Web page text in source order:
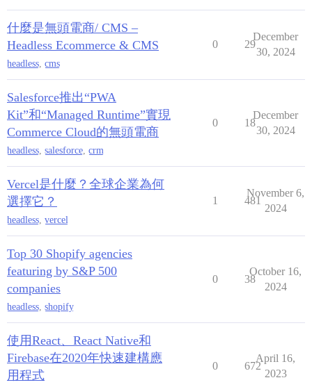
什麼是無頭電商/ CMS –
Headless Ecommerce & CMS
headless, cms
0 29
December
30, 2024
Salesforce推出“PWA
Kit”和“Managed Runtime”實現
Commerce Cloud的無頭電商
headless, salesforce, crm
0 18
December
30, 2024
Vercel是什麼？全球企業為何
選擇它？
headless, vercel
1 481
November 6,
2024
Top 30 Shopify agencies
featuring by S&P 500
companies
headless, shopify
0 38
October 16,
2024
使用React、React Native和
Firebase在2020年快速建構應
用程式
0 672
April 16,
2023